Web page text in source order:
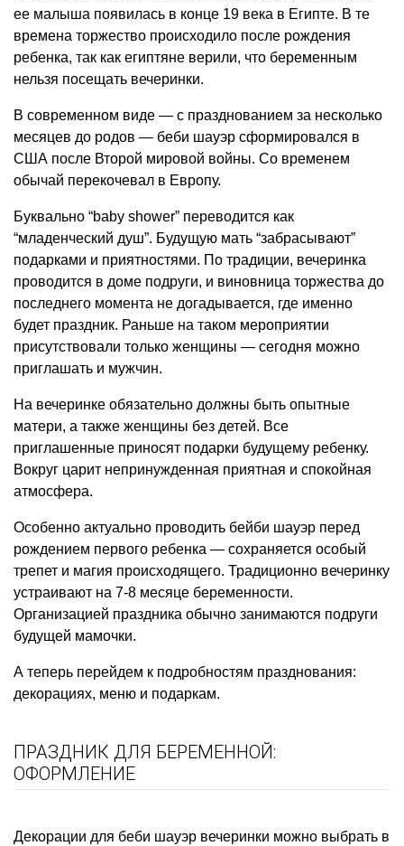
ее малыша появилась в конце 19 века в Египте. В те
времена торжество происходило после рождения
ребенка, так как египтяне верили, что беременным
нельзя посещать вечеринки.
В современном виде — с празднованием за несколько
месяцев до родов — беби шауэр сформировался в
США после Второй мировой войны. Со временем
обычай перекочевал в Европу.
Буквально “baby shower” переводится как
“младенческий душ”. Будущую мать “забрасывают”
подарками и приятностями. По традиции, вечеринка
проводится в доме подруги, и виновница торжества до
последнего момента не догадывается, где именно
будет праздник. Раньше на таком мероприятии
присутствовали только женщины — сегодня можно
приглашать и мужчин.
На вечеринке обязательно должны быть опытные
матери, а также женщины без детей. Все
приглашенные приносят подарки будущему ребенку.
Вокруг царит непринужденная приятная и спокойная
атмосфера.
Особенно актуально проводить бейби шауэр перед
рождением первого ребенка — сохраняется особый
трепет и магия происходящего. Традиционно вечеринку
устраивают на 7-8 месяце беременности.
Организацией праздника обычно занимаются подруги
будущей мамочки.
А теперь перейдем к подробностям празднования:
декорациях, меню и подаркам.
ПРАЗДНИК ДЛЯ БЕРЕМЕННОЙ:
ОФОРМЛЕНИЕ
Декорации для беби шауэр вечеринки можно выбрать в